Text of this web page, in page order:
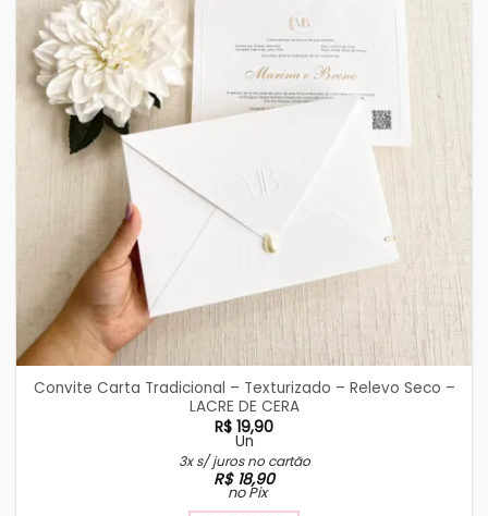
Convite Carta Tradicional – Texturizado – Relevo Seco –
LACRE DE CERA
R$ 19,90
Un
3x s/ juros no cartão
R$18,90
no Pix